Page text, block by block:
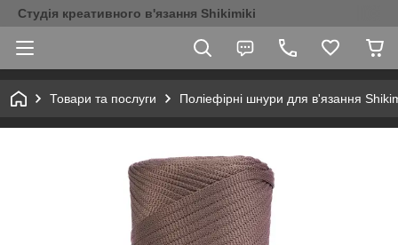
Студія креативного в'язання Shikimiki
Товари та послуги Поліефірні шнури для в'язання